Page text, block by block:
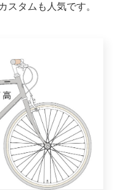
スタムも人気です。